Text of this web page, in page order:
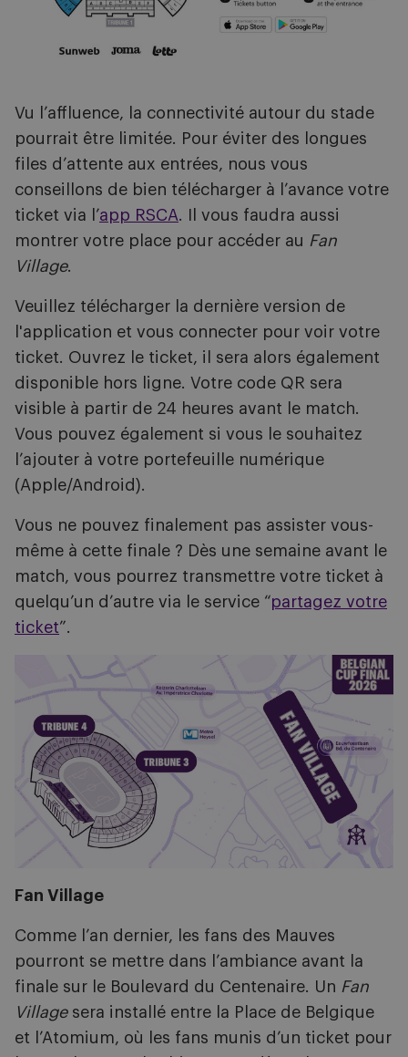
Vu l’affluence, la connectivité autour du stade
pourrait être limitée. Pour éviter des longues
files d’attente aux entrées, nous vous
conseillons de bien télécharger à l’avance votre
ticket via l’app RSCA. Il vous faudra aussi
montrer votre place pour accéder au Fan
Village.
Veuillez télécharger la dernière version de
l'application et vous connecter pour voir votre
ticket. Ouvrez le ticket, il sera alors également
disponible hors ligne. Votre code QR sera
visible à partir de 24 heures avant le match.
Vous pouvez également si vous le souhaitez
l’ajouter à votre portefeuille numérique
(Apple/Android).
Vous ne pouvez finalement pas assister vous-
même à cette finale ? Dès une semaine avant le
match, vous pourrez transmettre votre ticket à
quelqu’un d’autre via le service “partagez votre
ticket”.
Fan Village
Comme l’an dernier, les fans des Mauves
pourront se mettre dans l’ambiance avant la
finale sur le Boulevard du Centenaire. Un Fan
Village sera installé entre la Place de Belgique
et l’Atomium, où les fans munis d’un ticket pour